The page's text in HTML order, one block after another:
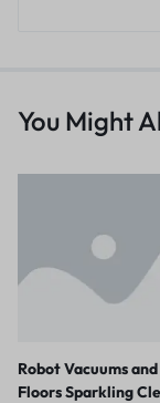
You Might
Robot Vacuums
Floors Sparkling